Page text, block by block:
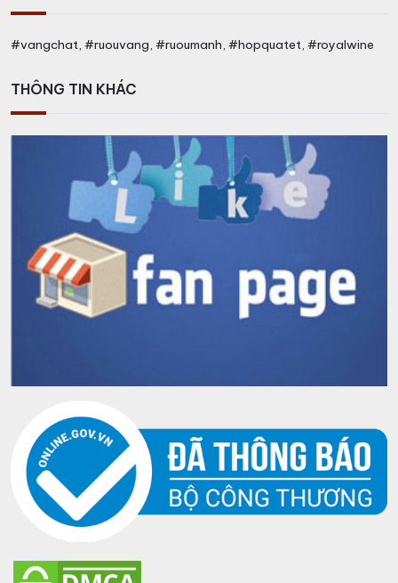
#vangchat, #ruouvang, #ruoumanh, #hopquatet, #royalwine
THÔNG TIN KHÁC